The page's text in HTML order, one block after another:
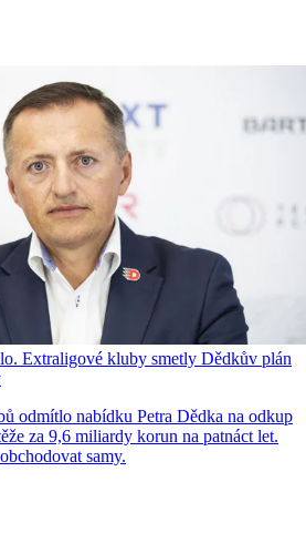
Extraligové kluby smetly Dědkův plán
odmítlo nabídku Petra Dědka na odkup
za 9,6 miliardy korun na patnáct let.
samy.